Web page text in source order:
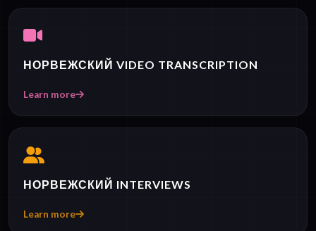
НОРВЕЖСКИЙ VIDEO TRANSCRIPTION
Learn more
НОРВЕЖСКИЙ INTERVIEWS
Learn more